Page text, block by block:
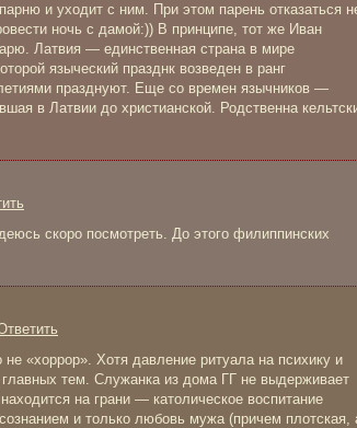
и уходит с ним. При этом парень отказаться
ночь с дамой:)) В принципе, тот же Иван
Латвия — единственная страна в мире
языческий празднк возведен в ранг
празднуют. Еще со времен язычников —
в Латвии до христианской. Родственна
скоро посмотреть. До этого филиппинских
не «хоррор». Хотя давление ритуала на психику и
главных тем. Служанка из дома ГГ не выдерживает
на грани — католическое воспитание
и только любовь мужа (причем плотская,